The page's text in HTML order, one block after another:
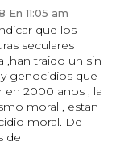
En 11:05 am
que los
seculares
,han traido un sin
genocidios que
2000 anos , la
moral , estan
moral. De
de